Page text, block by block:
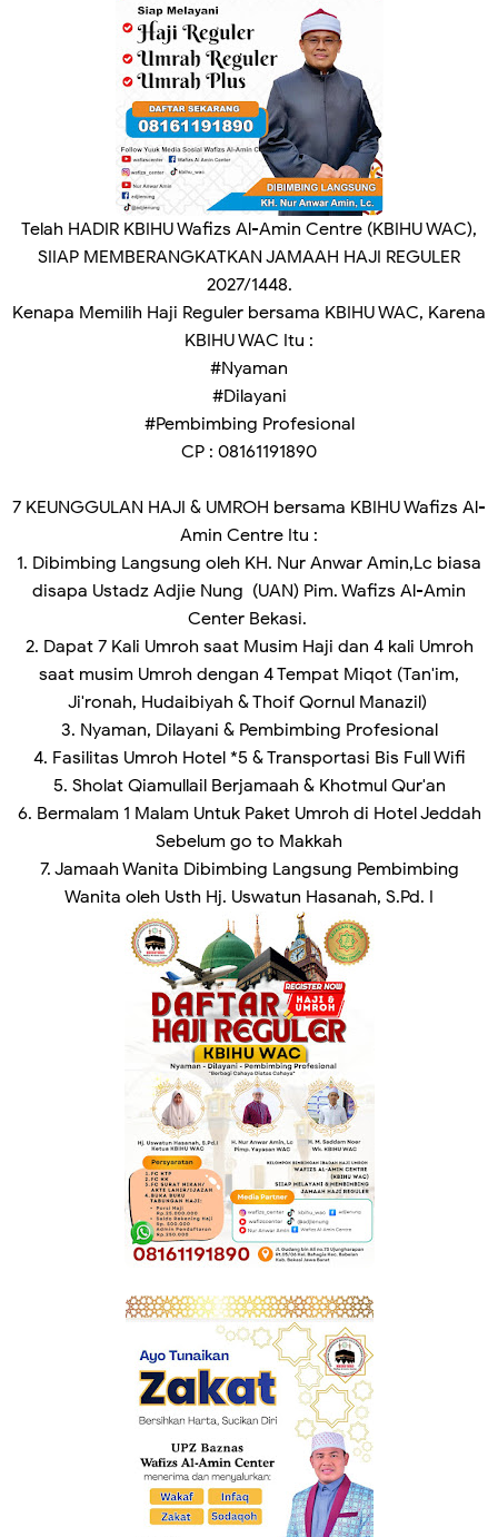
Telah HADIR KBIHU Wafizs Al-Amin Centre (KBIHU WAC),
SIIAP MEMBERANGKATKAN JAMAAH HAJI REGULER
2027/1448.
Kenapa Memilih Haji Reguler bersama KBIHU WAC, Karena
KBIHU WAC Itu :
#Nyaman
#Dilayani
#Pembimbing Profesional
CP : 08161191890
7 KEUNGGULAN HAJI & UMROH bersama KBIHU Wafizs Al-
Amin Centre Itu :
1. Dibimbing Langsung oleh KH. Nur Anwar Amin,Lc biasa
disapa Ustadz Adjie Nung (UAN) Pim. Wafizs Al-Amin
Center Bekasi.
2. Dapat 7 Kali Umroh saat Musim Haji dan 4 kali Umroh
saat musim Umroh dengan 4 Tempat Miqot (Tan'im,
Ji'ronah, Hudaibiyah & Thoif Qornul Manazil)
3. Nyaman, Dilayani & Pembimbing Profesional
4. Fasilitas Umroh Hotel *5 & Transportasi Bis Full Wifi
5. Sholat Qiamullail Berjamaah & Khotmul Qur'an
6. Bermalam 1 Malam Untuk Paket Umroh di Hotel Jeddah
Sebelum go to Makkah
7. Jamaah Wanita Dibimbing Langsung Pembimbing
Wanita oleh Usth Hj. Uswatun Hasanah, S.Pd. I